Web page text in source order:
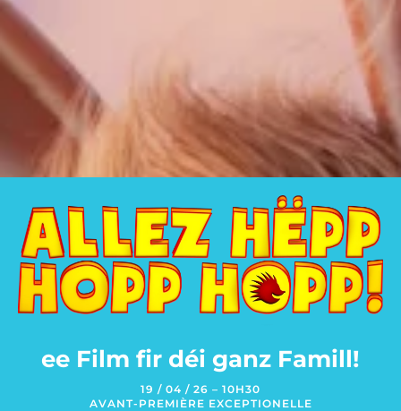
ee Film fir déi ganz Famill!
19 / 04 / 26 – 10H30
AVANT-PREMIÈRE EXCEPTIONELLE